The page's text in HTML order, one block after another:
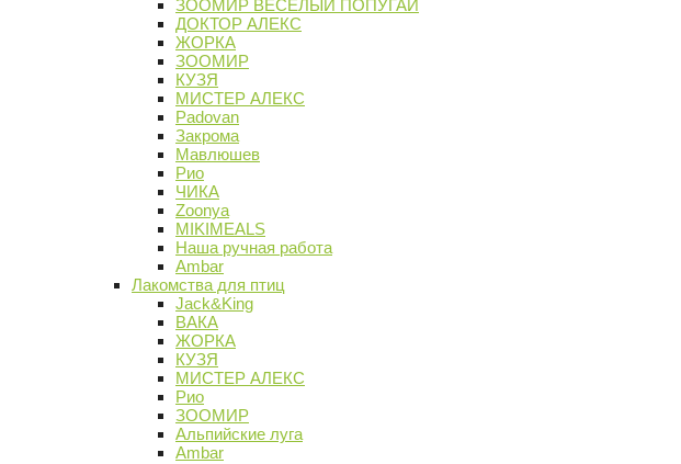
ЗООМИР ВЕСЕЛЫЙ ПОПУГАЙ
ДОКТОР АЛЕКС
ЖОРКА
ЗООМИР
КУЗЯ
МИСТЕР АЛЕКС
Padovan
Закрома
Мавлюшев
Рио
ЧИКА
Zoonya
MIKIMEALS
Наша ручная работа
Ambar
Лакомства для птиц
Jack&King
ВАКА
ЖОРКА
КУЗЯ
МИСТЕР АЛЕКС
Рио
ЗООМИР
Альпийские луга
Ambar